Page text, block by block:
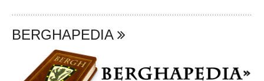
BERGHAPEDIA